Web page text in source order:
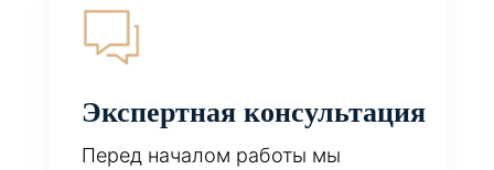
Экспертная консультация
Перед началом работы мы